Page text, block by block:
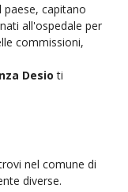
capitano
all'ospedale per
commissioni,
Desio ti
nel comune di
diverse.